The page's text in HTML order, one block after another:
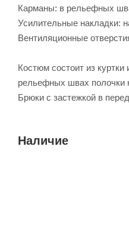
Карманы: в рельефных
Усилительные накладки:
Вентиляционные
Костюм состоит из
рельефных швах полочки
Брюки с застежкой в
Наличие